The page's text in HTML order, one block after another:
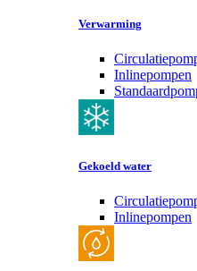
Verwarming
Inlinepompen
Gekoeld water
Inlinepompen